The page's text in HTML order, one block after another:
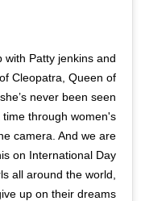
Patty jenkins and
Cleopatra, Queen of
never been seen
through women's
camera. And we are
on International Day
all around the world,
up on their dreams